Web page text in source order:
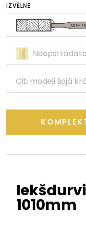
IZVĒLNE
Citi modeļi šajā
1010mm